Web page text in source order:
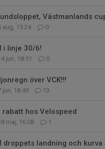
Västmanlands
aug, 15:24 0
i linje 30/6!
jun, 18:51 0
över VCK!!!
jun, 18:49 13
rabatt hos Velospeed
maj, 16:08 1
droppets landning och